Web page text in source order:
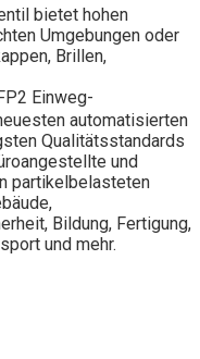
bietet hohen
Umgebungen oder
Brillen,
Einweg-
automatisierten
Qualitätsstandards
und
partikelbelasteten
Bildung, Fertigung,
und mehr.